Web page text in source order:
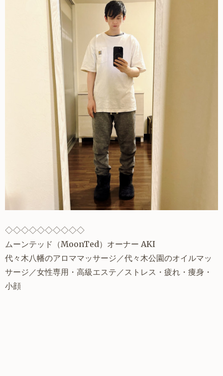
◇◇◇◇◇◇◇◇◇◇
ムーンテッド （MoonTed）オーナー AKI
代々木八幡のアロママッサージ／代々木公園のオイルマッ
サージ ／女性専用・高級エステ／ストレス・疲れ・痩身・
小顔